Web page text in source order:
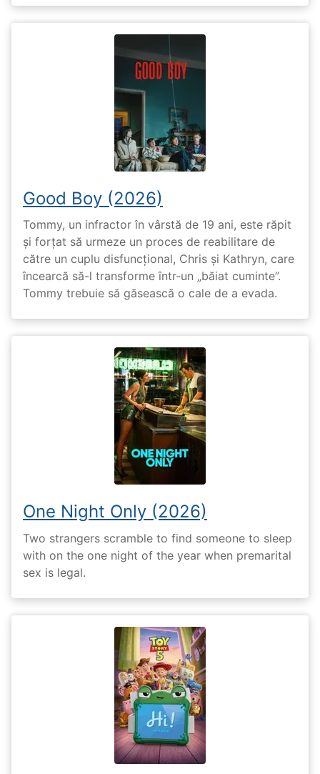
Good Boy (2026)
Tommy, un infractor în vârstă de 19 ani, este răpit
și forțat să urmeze un proces de reabilitare de
către un cuplu disfuncțional, Chris și Kathryn, care
încearcă să-l transforme într-un „băiat cuminte”.
Tommy trebuie să găsească o cale de a evada.
One Night Only (2026)
Two strangers scramble to find someone to sleep
with on the one night of the year when premarital
sex is legal.